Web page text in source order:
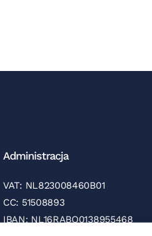
Administracja
VAT: NL823008460B01
CC: 51508893
IBAN: NL16RABO0138955468